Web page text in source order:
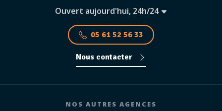
Ouvert aujourd'hui, 24h/24
05 61 52 56 33
Nous contacter
NOS AUTRES AGENCES